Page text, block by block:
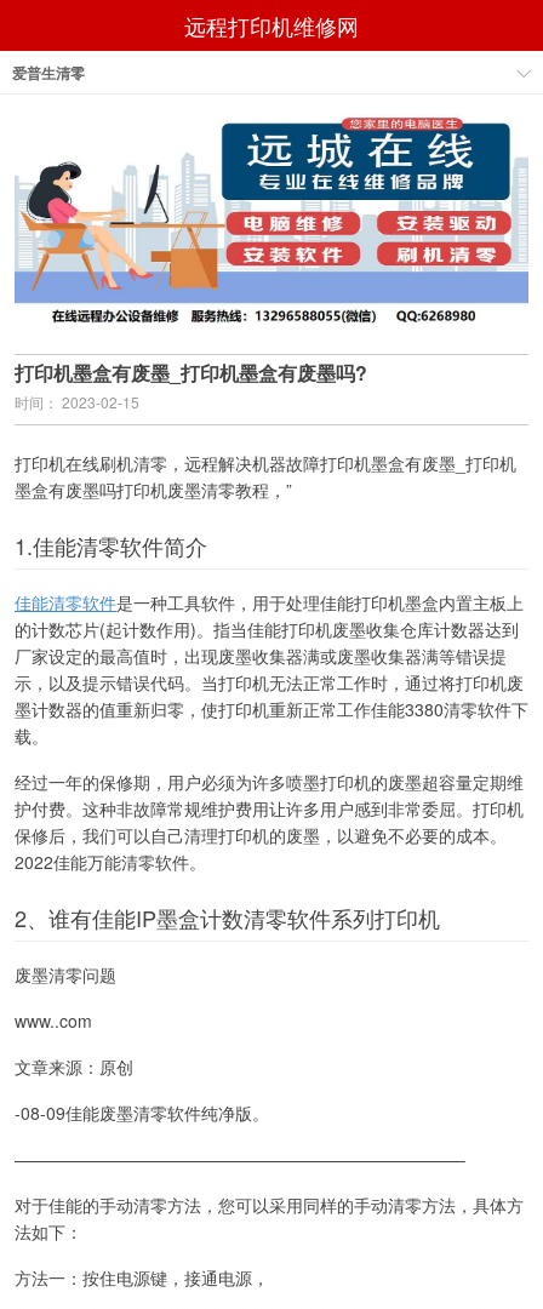
远程打印机维修网
爱普生清零
打印机墨盒有废墨_打印机墨盒有废墨吗?
时间： 2023-02-15
打印机在线刷机清零，远程解决机器故障打印机墨盒有废墨_打印机
墨盒有废墨吗打印机废墨清零教程，”
1.佳能清零软件简介
佳能清零软件是一种工具软件，用于处理佳能打印机墨盒内置主板上
的计数芯片(起计数作用)。指当佳能打印机废墨收集仓库计数器达到
厂家设定的最高值时，出现废墨收集器满或废墨收集器满等错误提
示，以及提示错误代码。当打印机无法正常工作时，通过将打印机废
墨计数器的值重新归零，使打印机重新正常工作佳能3380清零软件下
载。
经过一年的保修期，用户必须为许多喷墨打印机的废墨超容量定期维
护付费。这种非故障常规维护费用让许多用户感到非常委屈。打印机
保修后，我们可以自己清理打印机的废墨，以避免不必要的成本。
2022佳能万能清零软件。
2、谁有佳能IP墨盒计数清零软件系列打印机
废墨清零问题
www..com
文章来源：原创
-08-09佳能废墨清零软件纯净版。
——————————————————————————–
对于佳能的手动清零方法，您可以采用同样的手动清零方法，具体方
法如下：
方法一：按住电源键，接通电源，